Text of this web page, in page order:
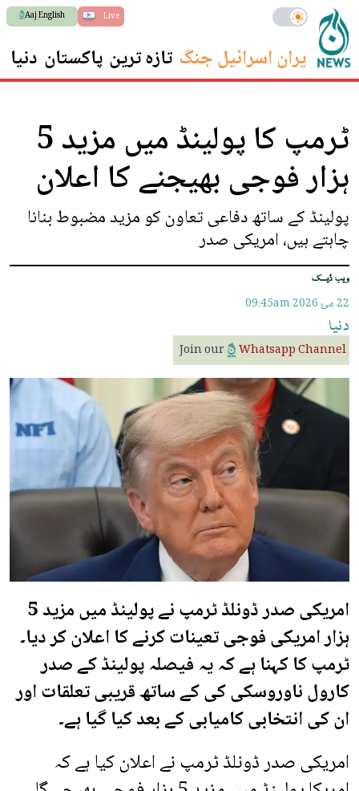
Live
Aaj English
ایران اسرائیل جنگ تازہ ترین پاکستان دنیا
ٹرمپ کا پولینڈ میں مزید 5
ہزار فوجی بھیجنے کا اعلان
پولینڈ کے ساتھ دفاعی تعاون کو مزید مضبوط بنانا
چاہتے ہیں، امریکی صدر
ویب ڈیسک
22 مئ 2026 09:45am
دنیا
Join our Whatsapp Channel
امریکی صدر ڈونلڈ ٹرمپ نے پولینڈ میں مزید 5
ہزار امریکی فوجی تعینات کرنے کا اعلان کر دیا۔
ٹرمپ کا کہنا ہے کہ یہ فیصلہ پولینڈ کے صدر
کارول ناوروسکی کی کے ساتھ قریبی تعلقات اور
ان کی انتخابی کامیابی کے بعد کیا گیا ہے۔
امریکی صدر ڈونلڈ ٹرمپ نے اعلان کیا ہے کہ